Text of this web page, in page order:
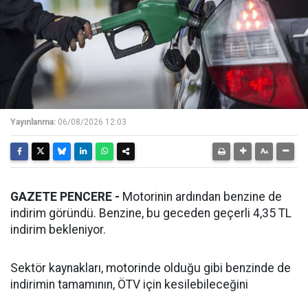
Yayınlanma: 06/08/2026 12:03
GAZETE PENCERE - Motorinin ardından benzine de
indirim göründü. Benzine, bu geceden geçerli 4,35 TL
indirim bekleniyor.
Sektör kaynakları, motorinde olduğu gibi benzinde de
indirimin tamamının, ÖTV için kesilebileceğini